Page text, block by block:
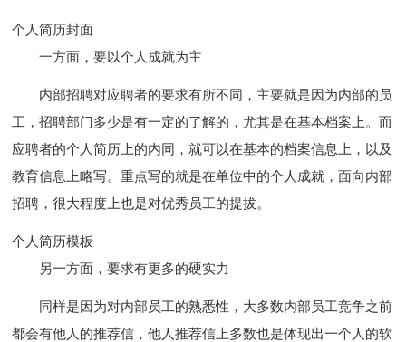
个人简历封面
一方面，要以个人成就为主
内部招聘对应聘者的要求有所不同，主要就是因为内部的员
工，招聘部门多少是有一定的了解的，尤其是在基本档案上。而
应聘者的个人简历上的内同，就可以在基本的档案信息上，以及
教育信息上略写。重点写的就是在单位中的个人成就，面向内部
招聘，很大程度上也是对优秀员工的提拔。
个人简历模板
另一方面，要求有更多的硬实力
同样是因为对内部员工的熟悉性，大多数内部员工竞争之前
都会有他人的推荐信，他人推荐信上多数也是体现出一个人的软